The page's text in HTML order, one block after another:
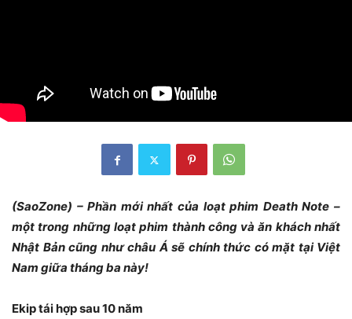
(SaoZone) – Phần mới nhất của loạt phim Death Note –
một trong những loạt phim thành công và ăn khách nhất
Nhật Bản cũng như châu Á sẽ chính thức có mặt tại Việt
Nam giữa tháng ba này!
Ekip tái hợp sau 10 năm